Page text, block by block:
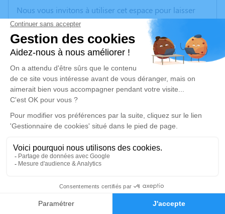
Faire-part Hommages
Nous vous invitons à utiliser cet espace pour laisser
vos condoléances, partager des photos souvenirs, une
anecdote ou exprimer vos pensées à travers des
poèmes ou des textes. Cet endroit est un lieu
d'expression dédié à honorer la mémoire de Ludovic
JUMEL.
Un service de plantation d’arbre hommage est
disponible ici.
Je rends hommage
Cérémonie civile
Crématorium d'Amiens
Avenue François Mitterrand